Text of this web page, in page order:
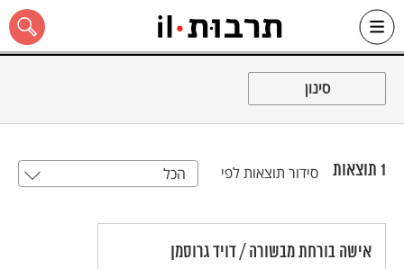
Skip
כל האתר
סינון
1 תוצאות סידור תוצאות לפי הכל
אישה בורחת מבשורה / דויד גרוסמן